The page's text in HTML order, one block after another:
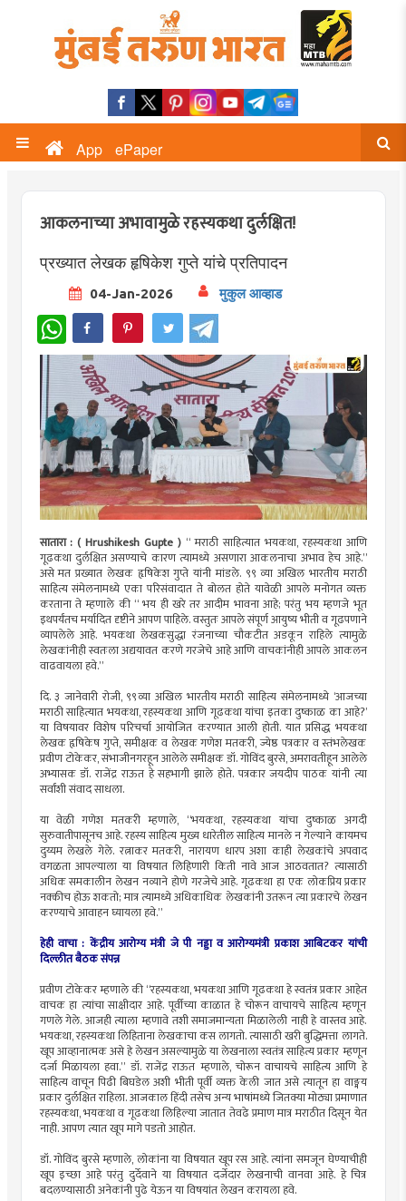
App ePaper
आकलनाच्या अभावामुळे रहस्यकथा दुर्लक्षित!
प्रख्यात लेखक हृषिकेश गुप्ते यांचे प्रतिपादन
04-Jan-2026 मुकुल आव्हाड
WhatsApp
सातारा : ( Hrushikesh Gupte ) “ मराठी साहित्यात भयकथा, रहस्यकथा आणि
गूढकथा दुर्लक्षित असण्याचे कारण त्यामध्ये असणारा आकलनाचा अभाव हेच आहे.”
असे मत प्रख्यात लेखक हृषिकेश गुप्ते यांनी मांडले. ९९ व्या अखिल भारतीय मराठी
साहित्य संमेलनामध्ये एका परिसंवादात ते बोलत होते यावेळी आपले मनोगत व्यक्त
करताना ते म्हणाले की “ भय ही खरे तर आदीम भावना आहे; परंतु भय म्हणजे भूत
इथपर्यंतच मर्यादित दृष्टीने आपण पाहिले. वस्तुतः आपले संपूर्ण आयुष्य भीती व गूढपणाने
व्यापलेले आहे. भयकथा लेखकसुद्धा रंजनाच्या चौकटीत अडकून राहिले त्यामुळे
लेखकांनीही स्वतःला अद्ययावत करणे गरजेचे आहे आणि वाचकांनीही आपले आकलन
वाढवायला हवे.”
दि. ३ जानेवारी रोजी, ९९व्या अखिल भारतीय मराठी साहित्य संमेलनामध्ये ‘आजच्या
मराठी साहित्यात भयकथा, रहस्यकथा आणि गूढकथा यांचा इतका दुष्काळ का आहे?’
या विषयावर विशेष परिचर्चा आयोजित करण्यात आली होती. यात प्रसिद्ध भयकथा
लेखक हृषिकेष गुप्ते, समीक्षक व लेखक गणेश मतकरी, ज्येष्ठ पत्रकार व स्तंभलेखक
प्रवीण टोकेकर, संभाजीनगरहून आलेले समीक्षक डॉ. गोविंद बुरसे, अमरावतीहून आलेले
अभ्यासक डॉ. राजेंद्र राऊत हे सहभागी झाले होते. पत्रकार जयदीप पाठक यांनी त्या
सर्वांशी संवाद साधला.
या वेळी गणेश मतकरी म्हणाले, “भयकथा, रहस्यकथा यांचा दुष्काळ अगदी
सुरुवातीपासूनच आहे. रहस्य साहित्य मुख्य धारेतील साहित्य मानले न गेल्याने कायमच
दुय्यम लेखले गेले. रत्नाकर मतकरी, नारायण धारप अशा काही लेखकांचे अपवाद
वगळता आपल्याला या विषयात लिहिणारी किती नावे आज आठवतात? त्यासाठी
अधिक समकालीन लेखन नव्याने होणे गरजेचे आहे. गूढकथा हा एक लोकप्रिय प्रकार
नक्कीच होऊ शकतो; मात्र त्यामध्ये अधिकाधिक लेखकांनी उतरून त्या प्रकारचे लेखन
करण्याचे आवाहन घ्यायला हवे.”
हेही वाचा : केंद्रीय आरोग्य मंत्री जे पी नड्डा व आरोग्यमंत्री प्रकाश आबिटकर यांची
दिल्लीत बैठक संपन्न
प्रवीण टोकेकर म्हणाले की “रहस्यकथा, भयकथा आणि गूढकथा हे स्वतंत्र प्रकार आहेत
वाचक हा त्यांचा साक्षीदार आहे. पूर्वीच्या काळात हे चोरून वाचायचे साहित्य म्हणून
गणले गेले. आजही त्याला म्हणावे तशी समाजमान्यता मिळालेली नाही हे वास्तव आहे.
भयकथा, रहस्यकथा लिहिताना लेखकाचा कस लागतो. त्यासाठी खरी बुद्धिमत्ता लागते.
खूप आव्हानात्मक असे हे लेखन असल्यामुळे या लेखनाला स्वतंत्र साहित्य प्रकार म्हणून
दर्जा मिळायला हवा.” डॉ. राजेंद्र राऊत म्हणाले, चोरून वाचायचे साहित्य आणि हे
साहित्य वाचून पिढी बिघडेल अशी भीती पूर्वी व्यक्त केली जात असे त्यातून हा वाङ्मय
प्रकार दुर्लक्षित राहिला. आजकाल हिंदी तसेच अन्य भाषांमध्ये जितक्या मोठ्या प्रमाणात
रहस्यकथा, भयकथा व गूढकथा लिहिल्या जातात तेवढे प्रमाण मात्र मराठीत दिसून येत
नाही. आपण त्यात खूप मागे पडतो आहोत.
डॉ. गोविंद बुरसे म्हणाले, लोकांना या विषयात खूप रस आहे. त्यांना समजून घेण्याचीही
खूप इच्छा आहे परंतु दुर्देवाने या विषयात दर्जेदार लेखनाची वानवा आहे. हे चित्र
बदलण्यासाठी अनेकांनी पुढे येऊन या विषयांत लेखन करायला हवे.